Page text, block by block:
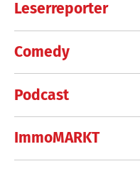
Leserreporter
Comedy
Podcast
ImmoMARKT